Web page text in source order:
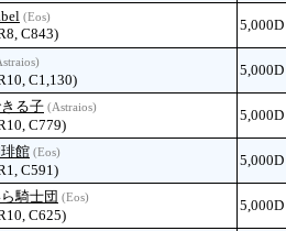
(Eos)
C843)
C1,130)
る子 (Astraios)
C779)
館 (Eos)
C591)
騎士団 (Eos)
C625)